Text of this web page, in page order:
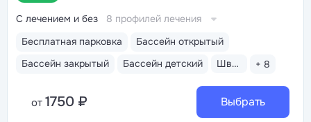
Бесплатная парковка
Бассейн открытый
Бассейн закрытый
Бассейн детский Шведский стол + 8
С лечением и без 8 профилей лечения
от 1750 ₽ Выбрать